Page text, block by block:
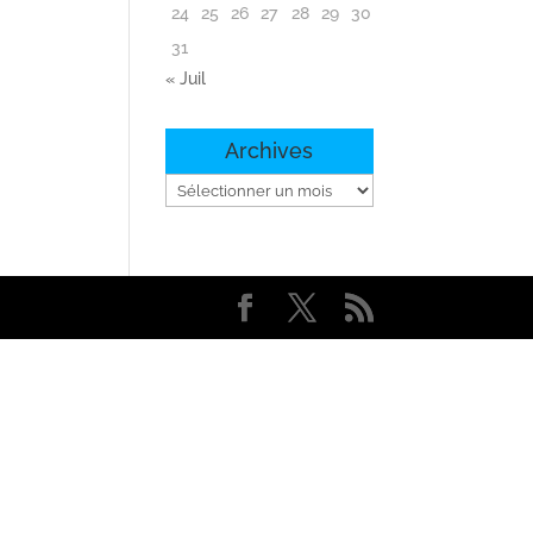
24
25 26 27 28 29
30
31
« Juil
Archives
Archives